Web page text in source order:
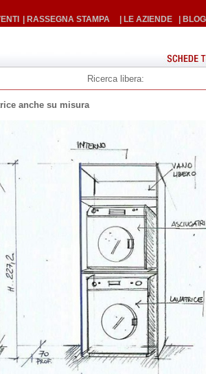
| RASSEGNA STAMPA | LE AZIENDE | BLOG
Ricerca libera:
anche su misura